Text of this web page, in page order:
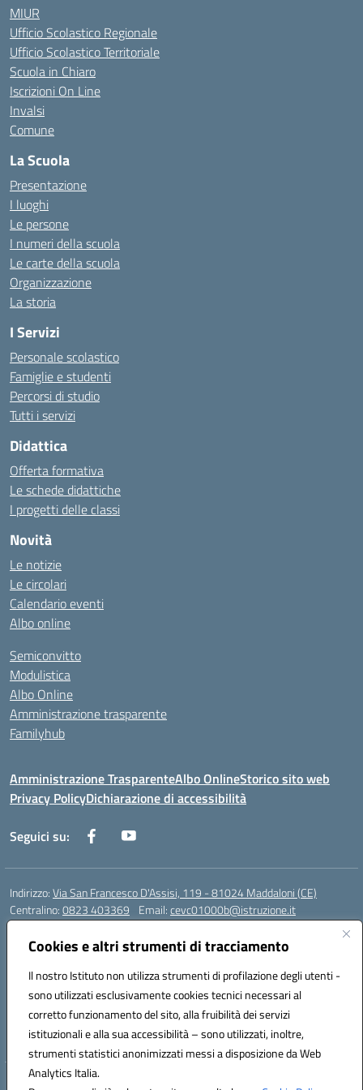
Cookies e altri strumenti di tracciamento
Il nostro Istituto non utilizza strumenti di profilazione degli utenti -
sono utilizzati esclusivamente cookies tecnici necessari al
corretto funzionamento del sito, alla fruibilità dei servizi
istituzionali e alla sua accessibilità – sono utilizzati, inoltre,
strumenti statistici anonimizzati messi a disposizione da Web
Analytics Italia.
MIUR
Ufficio Scolastico Regionale
Ufficio Scolastico Territoriale
Scuola in Chiaro
Iscrizioni On Line
Invalsi
Comune
La Scuola
Presentazione
I luoghi
Le persone
I numeri della scuola
Le carte della scuola
Organizzazione
La storia
I Servizi
Personale scolastico
Famiglie e studenti
Percorsi di studio
Tutti i servizi
Didattica
Offerta formativa
Le schede didattiche
I progetti delle classi
Novità
Le notizie
Le circolari
Calendario eventi
Albo online
Semiconvitto
Modulistica
Albo Online
Amministrazione trasparente
Familyhub
Amministrazione TrasparenteAlbo OnlineStorico sito web
Privacy PolicyDichiarazione di accessibilità
Seguici su:
Indirizzo:Via San Francesco D'Assisi, 119 - 81024 Maddaloni (CE)
Centralino:0823 403369 Email:cevc01000b@istruzione.it
Posta elettronica certificata (PEC):
Codice fiscale: 80004990612 (Convitto) - 93044680614 (Scuole
Annesse)
Codice meccanografico:CEVC01000B
Codice Indice delle Pubbliche Amministrazioni (IPA): istsc_cevc01000b
Codice unico di fatturazione (CUF): ZUT1RT
Hosting & Powered by 3D Solution S.r.l.